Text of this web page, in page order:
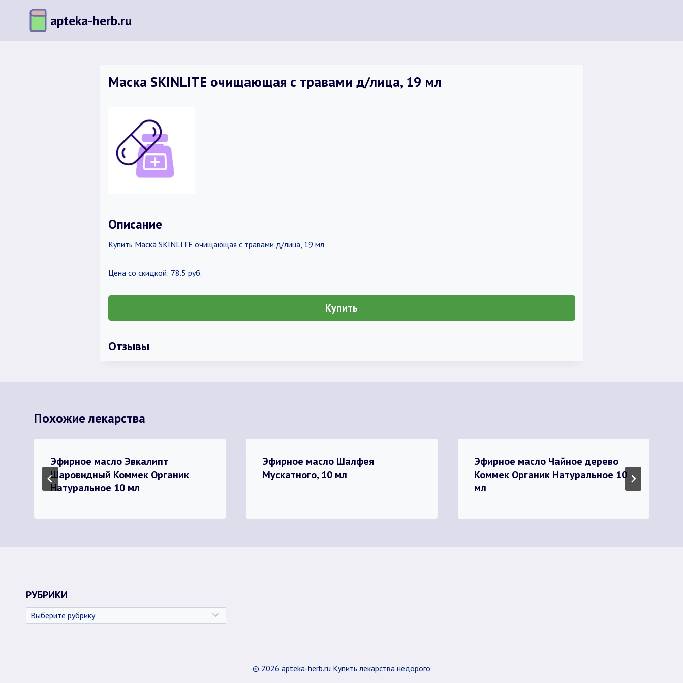
содержимому
apteka-herb.ru
Маска SKINLITE очищающая с травами д/лица, 19 мл
Описание
Купить Маска SKINLITE очищающая с травами д/лица, 19 мл
Цена со скидкой: 78.5 руб.
Купить
Отзывы
Похожие лекарства
Эфирное масло Эвкалипт
Шаровидный Коммек Органик
Натуральное 10 мл
Эфирное масло Шалфея
Мускатного, 10 мл
Эфирное масло Чайное дерево
Коммек Органик Натуральное 10
мл
РУБРИКИ
Рубрики
© 2026 apteka-herb.ru Купить лекарства недорого